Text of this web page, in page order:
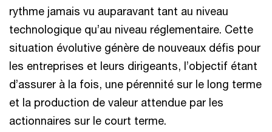
rythme jamais vu auparavant tant au niveau
technologique qu’au niveau réglementaire. Cette
situation évolutive génère de nouveaux défis pour
les entreprises et leurs dirigeants, l’objectif étant
d’assurer à la fois, une pérennité sur le long terme
et la production de valeur attendue par les
actionnaires sur le court terme.